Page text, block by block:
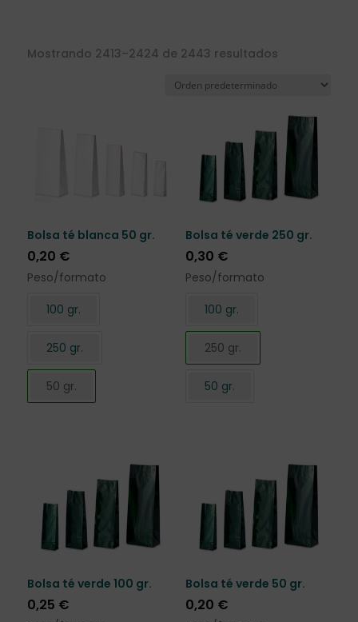
Mostrando 2413–2424 de 2443 resultados
Bolsa té blanca 50 gr.
0,20 €
Peso/formato
100 gr.
250 gr.
50 gr.
Bolsa té verde 250 gr.
0,30 €
Peso/formato
100 gr.
250 gr.
50 gr.
Bolsa té verde 100 gr.
0,25 €
Bolsa té verde 50 gr.
0,20 €